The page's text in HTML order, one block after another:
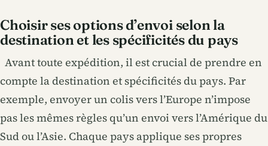
Choisir ses options d’envoi selon la
destination et les spécificités du pays
Avant toute expédition, il est crucial de prendre en
compte la destination et spécificités du pays. Par
exemple, envoyer un colis vers l’Europe n’impose
pas les mêmes règles qu’un envoi vers l’Amérique du
Sud ou l’Asie. Chaque pays applique ses propres